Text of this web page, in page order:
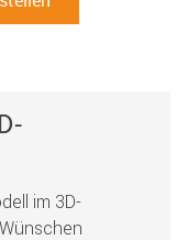
im 3D-